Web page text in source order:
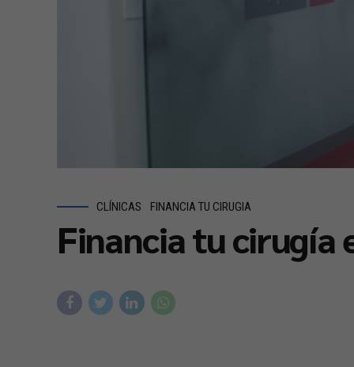
CLÍNICAS FINANCIA TU CIRUGIA
Financia tu cirugía